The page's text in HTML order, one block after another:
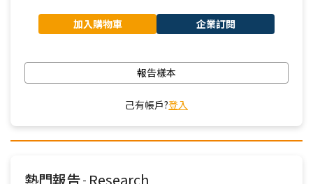
加入購物車 企業訂閱
報告樣本
己有帳戶?登入
熱門報告 - Research